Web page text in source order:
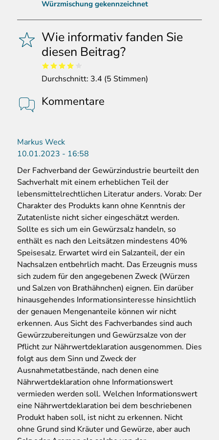
Würzmischung gekennzeichnet
Wie informativ fanden Sie
diesen Beitrag?
Durchschnitt: 3.4 (5 Stimmen)
Kommentare
Markus Weck
10.01.2023 - 16:58
Der Fachverband der Gewürzindustrie beurteilt den
Sachverhalt mit einem erheblichen Teil der
lebensmittelrechtlichen Literatur anders. Vorab: Der
Charakter des Produkts kann ohne Kenntnis der
Zutatenliste nicht sicher eingeschätzt werden.
Sollte es sich um ein Gewürzsalz handeln, so
enthält es nach den Leitsätzen mindestens 40%
Speisesalz. Erwartet wird ein Salzanteil, der ein
Nachsalzen entbehrlich macht. Das Erzeugnis muss
sich zudem für den angegebenen Zweck (Würzen
und Salzen von Brathähnchen) eignen. Ein darüber
hinausgehendes Informationsinteresse hinsichtlich
der genauen Mengenanteile können wir nicht
erkennen. Aus Sicht des Fachverbandes sind auch
Gewürzzubereitungen und Gewürzsalze von der
Pflicht zur Nährwertdeklaration ausgenommen. Dies
folgt aus dem Sinn und Zweck der
Ausnahmetatbestände, nach denen eine
Nährwertdeklaration ohne Informationswert
vermieden werden soll. Welchen Informationswert
eine Nährwertdeklaration bei dem beschriebenen
Produkt haben soll, ist nicht zu erkennen. Nicht
ohne Grund sind Kräuter und Gewürze, aber auch